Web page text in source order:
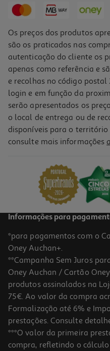
-10%
Livro Acredita Em Ti Tu
PVP de editor
10,71 €
-10%
Livro A Montanha De Livros
12.51 €/un
Os preços dos produtos
são os praticados nas
autenticação do cliente os
apenas como referência e
e recolhas no código
login e em função da
serão apresentados os
o local de entrega ou de
disponíveis para o
consulte mais informações
Informações para
*para pagamentos com o
Oney Auchan+.
**Campanha Sem Juros
Oney Auchan / Cartão
produtos assinalados na
75€. Ao valor da compra
Formalização até 6% e
prestações. Consulte
***O valor da primeira
compra, refletindo o